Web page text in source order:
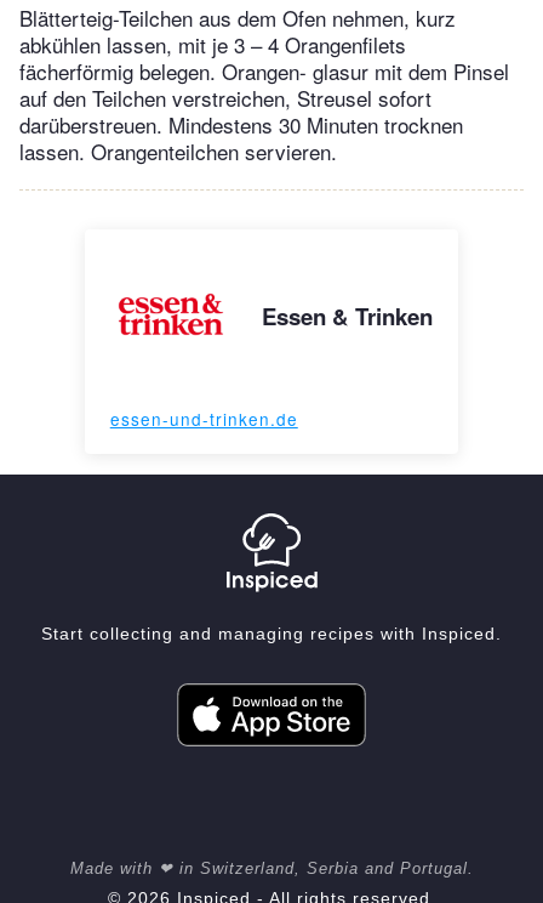
Blätterteig-Teilchen aus dem Ofen nehmen, kurz
abkühlen lassen, mit je 3 – 4 Orangenfilets
fächerförmig belegen. Orangen- glasur mit dem Pinsel
auf den Teilchen verstreichen, Streusel sofort
darüberstreuen. Mindestens 30 Minuten trocknen
lassen. Orangenteilchen servieren.
Essen & Trinken
essen-und-trinken.de
Start collecting and managing recipes with Inspiced.
Made with ❤ in Switzerland, Serbia and Portugal.
© 2026 Inspiced - All rights reserved.